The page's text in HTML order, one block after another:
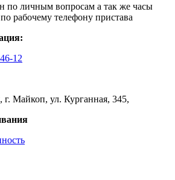
по личным вопросам а так же часы
рабочему телефону пристава
12
г. Майкоп, ул. Курганная, 345,